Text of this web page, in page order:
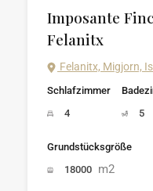
Imposante
Felanitx
Felanitx, Migjorn,
Schlafzimmer
4
5
Grundstücksgröße
18000 m2